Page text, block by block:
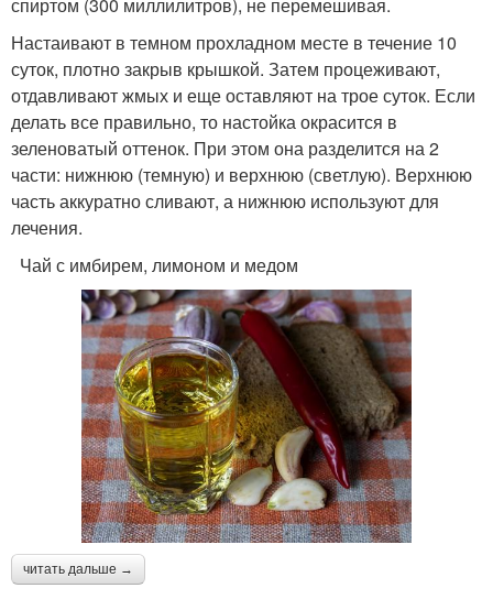
спиртом (300 миллилитров), не перемешивая.
Настаивают в темном прохладном месте в течение 10
суток, плотно закрыв крышкой. Затем процеживают,
отдавливают жмых и еще оставляют на трое суток. Если
делать все правильно, то настойка окрасится в
зеленоватый оттенок. При этом она разделится на 2
части: нижнюю (темную) и верхнюю (светлую). Верхнюю
часть аккуратно сливают, а нижнюю используют для
лечения.
Чай с имбирем, лимоном и медом
читать дальше →